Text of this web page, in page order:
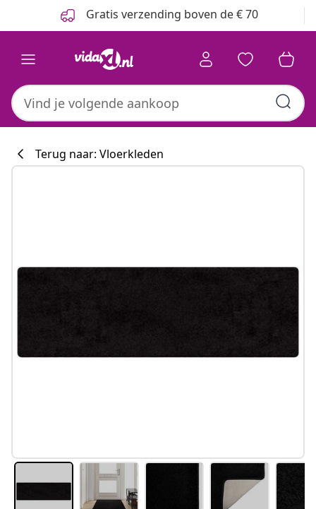
Gratis verzending boven de € 70
Terug naar: Vloerkleden